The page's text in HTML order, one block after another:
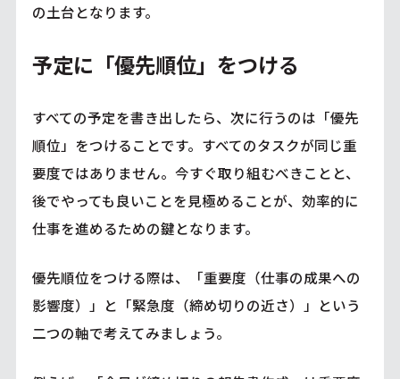
の土台となります。
予定に「優先順位」をつける
すべての予定を書き出したら、次に行うのは「優先
順位」をつけることです。すべてのタスクが同じ重
要度ではありません。今すぐ取り組むべきことと、
後でやっても良いことを見極めることが、効率的に
仕事を進めるための鍵となります。
優先順位をつける際は、「重要度（仕事の成果への
影響度）」と「緊急度（締め切りの近さ）」という
二つの軸で考えてみましょう。